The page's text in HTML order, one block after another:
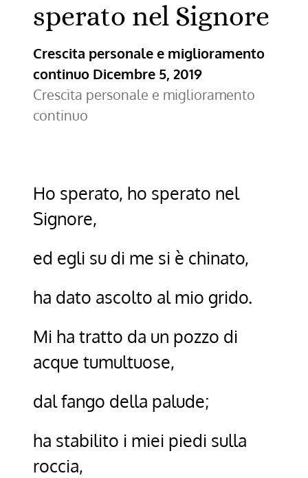
sperato nel Signore
Crescita personale e miglioramento
continuo Dicembre 5, 2019
Crescita personale e miglioramento
continuo
Ho sperato, ho sperato nel
Signore,
ed egli su di me si è chinato,
ha dato ascolto al mio grido.
Mi ha tratto da un pozzo di
acque tumultuose,
dal fango della palude;
ha stabilito i miei piedi sulla
roccia,